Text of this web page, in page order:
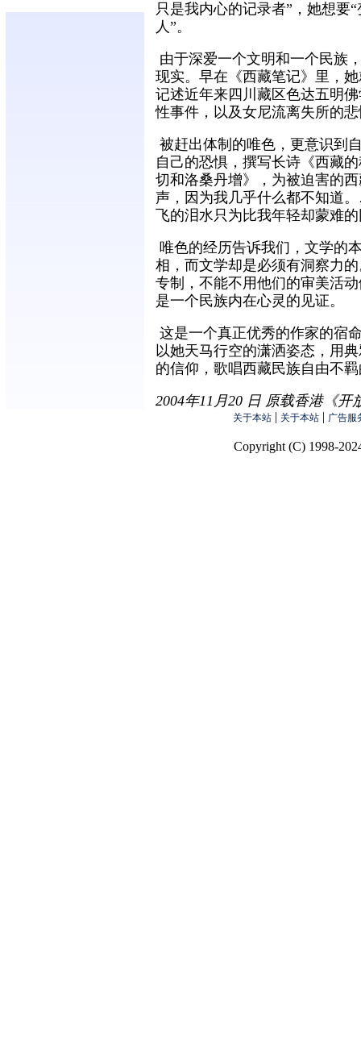
只是我内心的记录者”，她想要
人”。
由于深爱一个文明和一个民族
现实。早在《西藏笔记》里，
记述近年来四川藏区色达五明
性事件，以及女尼流离失所的
被赶出体制的唯色，更意识到
自己的恐惧，撰写长诗《西藏
切和洛桑丹增》，为被迫害的
声，因为我几乎什么都不知道
飞的泪水只为比我年轻却蒙难
唯色的经历告诉我们，文学的
相，而文学却是必须有洞察力
专制，不能不用他们的审美活
是一个民族内在心灵的见证。
这是一个真正优秀的作家的宿
以她天马行空的潇洒姿态，用
的信仰，歌唱西藏民族自由不
2004年11月20 日 原载香港《开
关于本站 | 关于本站 | 广告服
Copyright (C) 1998-